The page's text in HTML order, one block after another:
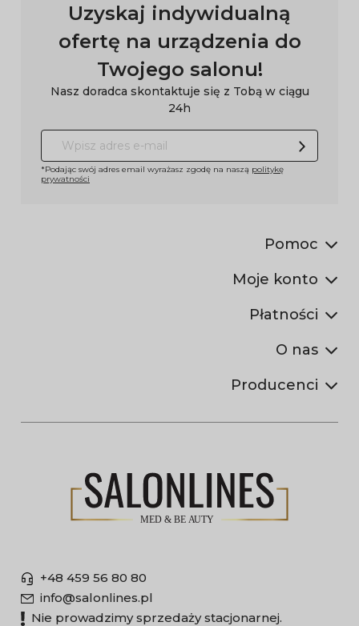
Uzyskaj indywidualną
ofertę na urządzenia do
Twojego salonu!
Nasz doradca skontaktuje się z Tobą w ciągu
24h
*Podając swój adres email wyrażasz zgodę na naszą politykę
prywatności
Pomoc
Moje konto
Płatności
O nas
Producenci
+48 459 56 80 80
info@salonlines.pl
Nie prowadzimy sprzedaży stacjonarnej.